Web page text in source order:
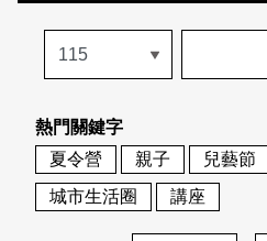
歷史專題
活動列表
地圖搜尋
關於我們
關於我們
刊物索取地點
會員基本資料
刊登活動
網站導覽
日本語
熱門關鍵字
夏令營
親子 兒藝節
城市生活圈
講座